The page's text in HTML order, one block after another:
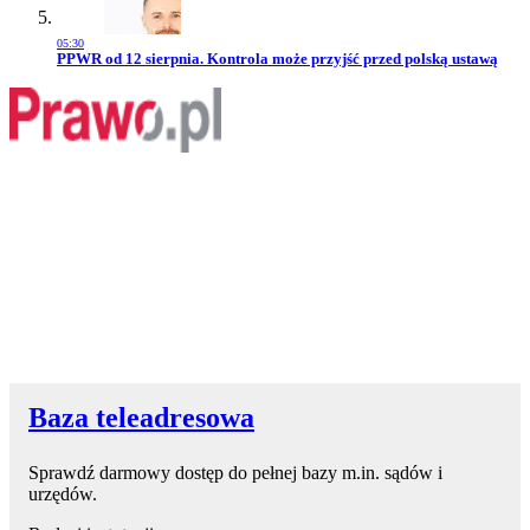
05:30
Przejdź do artykułu:
PPWR od 12 sierpnia. Kontrola może przyjść przed polską ustawą
Baza teleadresowa
Sprawdź darmowy dostęp do pełnej bazy m.in. sądów i
urzędów.